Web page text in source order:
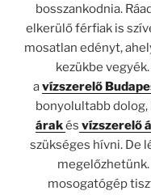
bosszankodnia.
elkerülő férfiak is
mosatlan edényt,
kezükbe
avízszerelő
bonyolultabb dolog,
árakés vízszerelő
szükséges hívni. De
mosogatógép